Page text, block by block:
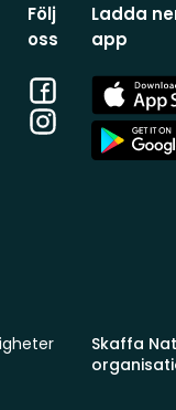
Följ
oss
Facebook
Instagram
Ladda
app
App
Store
App
Store
Skaffa